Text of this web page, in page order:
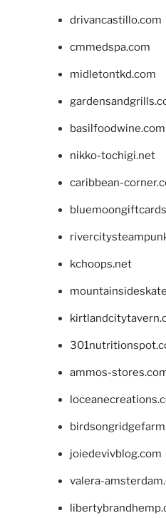
drivancastillo.com
cmmedspa.com
midletontkd.com
basilfoodwine.com
nikko-tochigi.net
caribbean-
kchoops.net
ammos-
joiedevivblog.com
valera-